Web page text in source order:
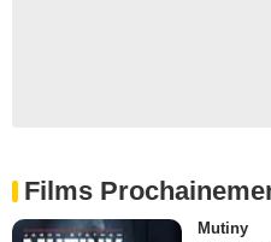
Films
Mutiny